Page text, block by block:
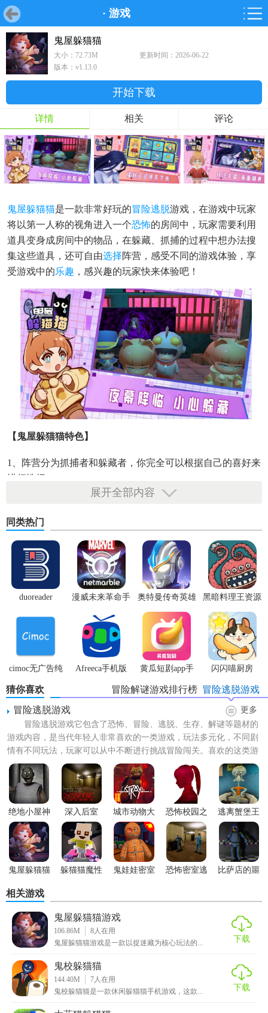
· 游戏
首页 游戏
首页 游戏 软件 鸿蒙
游戏
鸿蒙
软件
鬼屋躲猫猫
大小：72.73M
更新时间：2026-06-22
版本：v1.13.0
开始下载
详情 相关 评论
鬼屋躲猫猫是一款非常好玩的冒险逃脱游戏，在游戏中玩家
将以第一人称的视角进入一个恐怖的房间中，玩家需要利用
道具变身成房间中的物品，在躲藏、抓捕的过程中想办法搜
集这些道具，还可自由选择阵营，感受不同的游戏体验，享
受游戏中的乐趣 ，感兴趣的玩家快来体验吧！
【鬼屋躲猫猫特色】
1、阵营分为抓捕者和躲藏者，你完全可以根据自己的喜好来
进行选择。
受哟。
3、全新模式的 躲猫猫游戏，更多热门流行元素融入其中吸引
着大众。
【鬼屋躲猫猫内容】
1、让自己可以轻松的使用那些道具帮助自己顺利的逃离屠夫
的手上，逃离这个房子。
2、卡通风格的游戏背景，方块造型的人物形象，随你空中角
色进行冒险。
3、在这里拥有了更加像素的画面，给与你带来更多不同的经
典盛宴对决。
4、想要逃离这个地方，就必须让自己可以更加完美的躲避更
多不同的屠夫。
【鬼屋躲猫猫操作玩法】
玩家可以选择抓捕者或者躲藏者的一方，体验不同视角带来
多种不同的道具散落在地图中，想办法找到他们，在被追捕
的过程中使用，将会帮助你躲避鬼怪。
展开全部内容
同类热门
duoreader
漫威未来革命手
奥特曼传奇英雄
体验服
黑暗料理王资源
无限
cimoc无广告纯
净版
Afreeca手机版
黄瓜短剧app手
机版
闪闪喵厨房
猜你喜欢 冒险逃脱游戏
冒险解谜游戏排行榜
冒险逃脱游戏
更多
冒险逃脱游戏它包含了恐怖、冒险、逃脱、生存、解谜等题材的
游戏内容，是当代年轻人非常喜欢的一类游戏，玩法多元化，不同剧
情有不同玩法，玩家可以从中不断进行挑战冒险闯关。喜欢的这类游
戏的玩家不要错过了。
绝地小屋神
逃脱
深入后室
城市动物大
冒险
恐怖校园之
夜
逃离蟹堡王
鬼屋躲猫猫
躲猫猫魔性
鬼娃娃密室
恐怖密室逃
比萨店的噩
相关游戏
鬼屋躲猫猫游戏
106.86M 8人在用
鬼屋躲猫猫游戏是一款以捉迷藏为核心玩法的...
下载
鬼校躲猫猫
144.40M 7人在用
鬼校躲猫猫是一款休闲躲猫猫手机游戏，这款...
下载